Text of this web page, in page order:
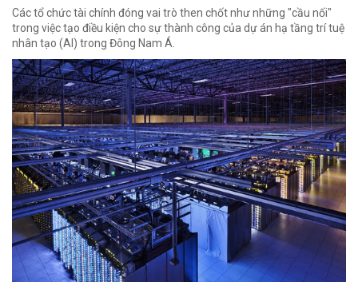
Các tổ chức tài chính đóng vai trò then chốt như những "cầu nối"
trong việc tạo điều kiện cho sự thành công của dự án hạ tầng trí tuệ
nhân tạo (AI) trong Đông Nam Á.